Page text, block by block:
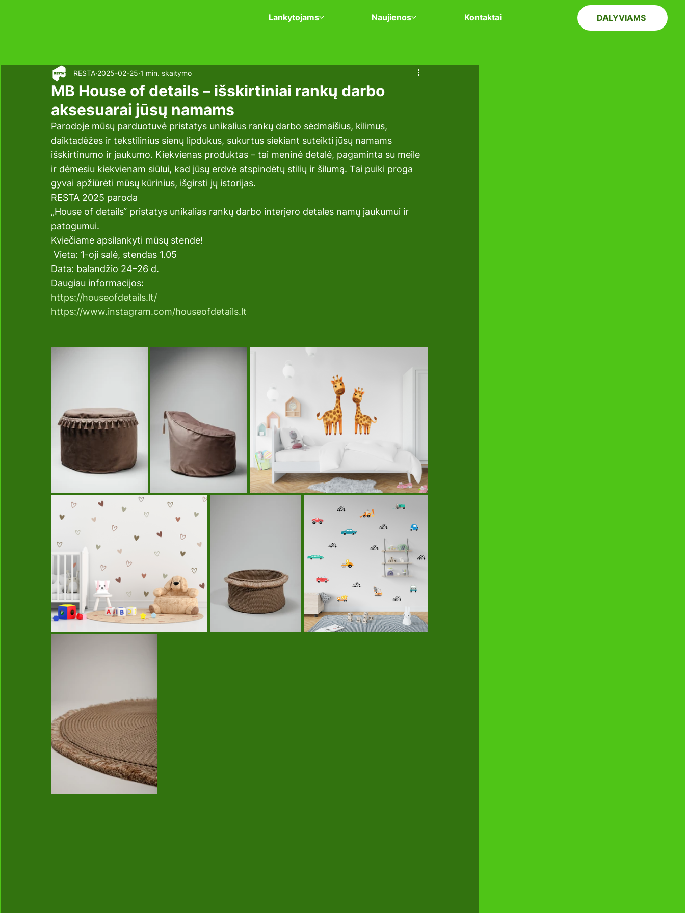
Lankytojams Naujienos Kontaktai DALYVIAMS
MB House of details – išskirtiniai rankų darbo
aksesuarai jūsų namams
RESTA 2025-02-25 1 min. skaitymo
Parodoje mūsų parduotuvė pristatys unikalius rankų darbo sėdmaišius, kilimus,
daiktadėžes ir tekstilinius sienų lipdukus, sukurtus siekiant suteikti jūsų namams
išskirtinumo ir jaukumo. Kiekvienas produktas – tai meninė detalė, pagaminta su meile
ir dėmesiu kiekvienam siūlui, kad jūsų erdvė atspindėtų stilių ir šilumą. Tai puiki proga
gyvai apžiūrėti mūsų kūrinius, išgirsti jų istorijas.
RESTA 2025 paroda
„House of details“ pristatys unikalias rankų darbo interjero detales namų jaukumui ir
patogumui.
Kviečiame apsilankyti mūsų stende!
Vieta: 1-oji salė, stendas 1.05
Data: balandžio 24–26 d.
Daugiau informacijos:
https://houseofdetails.lt/
https://www.instagram.com/houseofdetails.lt